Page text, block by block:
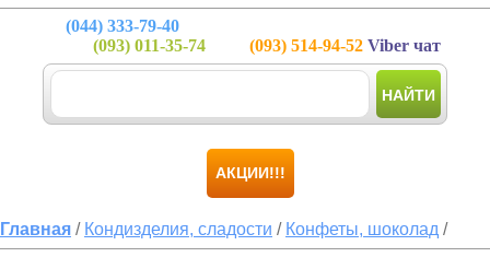
(044) 333-79-40
(093) 011-35-74 (093) 514-94-52 Viber чат
НАЙТИ
АКЦИИ!!!
Главная / Кондизделия, сладости / Конфеты, шоколад /